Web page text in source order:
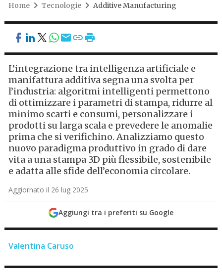
Home Tecnologie Additive Manufacturing
L’integrazione tra intelligenza artificiale e
manifattura additiva segna una svolta per
l’industria: algoritmi intelligenti permettono
di ottimizzare i parametri di stampa, ridurre al
minimo scarti e consumi, personalizzare i
prodotti su larga scala e prevedere le anomalie
prima che si verifichino. Analizziamo questo
nuovo paradigma produttivo in grado di dare
vita a una stampa 3D più flessibile, sostenibile
e adatta alle sfide dell’economia circolare.
Aggiornato il 26 lug 2025
Aggiungi tra i preferiti su Google
Valentina Caruso